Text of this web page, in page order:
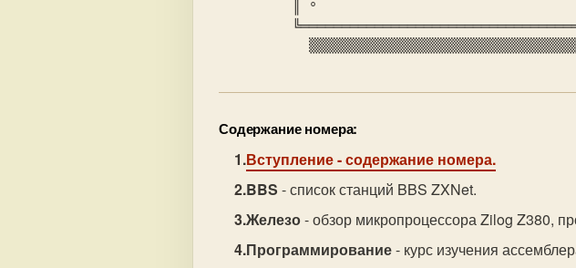
║ °
Содержание номера:
Вступление- содержание номера.
BBS - список станций BBS ZXNet.
Железо- обзор микропроцессора Zilog Z380,
Программирование- курс изучения